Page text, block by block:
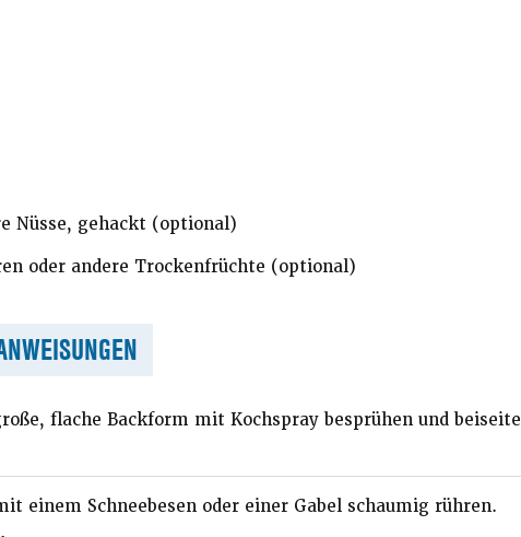
Nüsse, gehackt (optional)
oder andere Trockenfrüchte (optional)
flache Backform mit Kochspray besprühen und beiseite
einem Schneebesen oder einer Gabel schaumig rühren.